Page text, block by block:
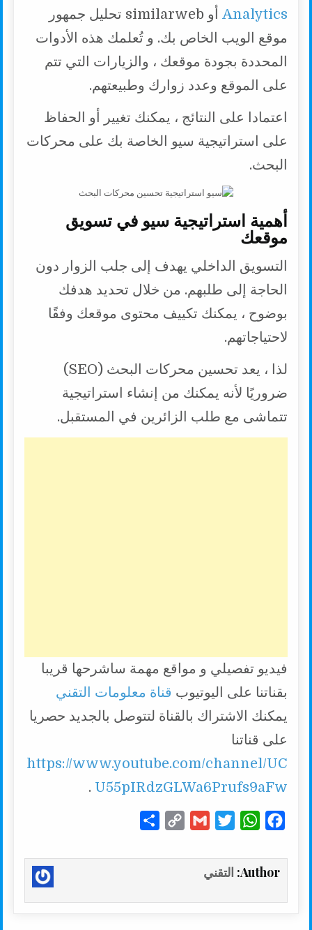
Analytics
أو similarweb تحليل جمهور
موقع الويب الخاص بك. و تُعلمك هذه الأدوات
المحددة بجودة موقعك ، والزيارات التي تتم
على الموقع وعدد زوارك وطبيعتهم.
اعتمادا على النتائج ، يمكنك تغيير أو الحفاظ
على استراتيجية سيو الخاصة بك على محركات
البحث.
أهمية استراتيجية سيو في تسويق
موقعك
التسويق الداخلي يهدف إلى جلب الزوار دون
الحاجة إلى طلبهم. من خلال تحديد هدفك
بوضوح ، يمكنك تكييف محتوى موقعك وفقًا
لاحتياجاتهم.
لذا ، يعد تحسين محركات البحث (SEO)
ضروريًا لأنه يمكنك من إنشاء استراتيجية
تتماشى مع طلب الزائرين في المستقبل.
فيديو تفصيلي و مواقع مهمة ساشرحها قريبا
بقناتنا على اليوتيوب قناة معلومات التقني
يمكنك الاشتراك بالقناة لتتوصل بالجديد حصريا
على قناتنا
https://www.youtube.com/channel/UC
U55pIRdzGLWa6Prufs9aFw
.
c
e
W
a
t
i
t
G
a
p
a
Author: التقني